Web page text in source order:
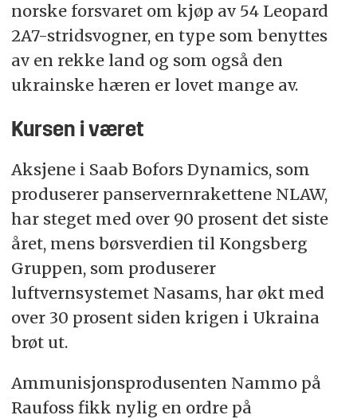
norske forsvaret om kjøp av 54 Leopard
2A7-stridsvogner, en type som benyttes
av en rekke land og som også den
ukrainske hæren er lovet mange av.
Kursen i været
Aksjene i Saab Bofors Dynamics, som
produserer panservernrakettene NLAW,
har steget med over 90 prosent det siste
året, mens børsverdien til Kongsberg
Gruppen, som produserer
luftvernsystemet Nasams, har økt med
over 30 prosent siden krigen i Ukraina
brøt ut.
Ammunisjonsprodusenten Nammo på
Raufoss fikk nylig en ordre på